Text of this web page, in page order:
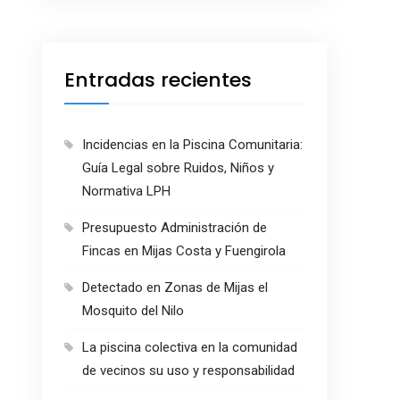
Entradas recientes
Incidencias en la Piscina Comunitaria:
Guía Legal sobre Ruidos, Niños y
Normativa LPH
Presupuesto Administración de
Fincas en Mijas Costa y Fuengirola
Detectado en Zonas de Mijas el
Mosquito del Nilo
La piscina colectiva en la comunidad
de vecinos su uso y responsabilidad